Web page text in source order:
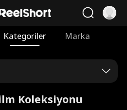
Kategoriler Marka
Koleksiyonu